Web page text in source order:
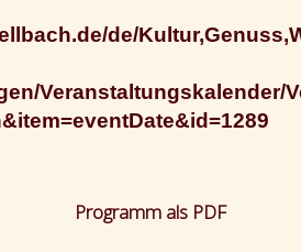
de/
Veranstaltungskalender/
Programm als PDF